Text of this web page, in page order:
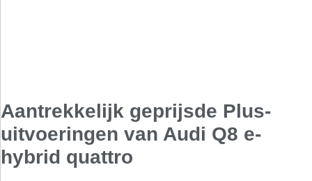
Aantrekkelijk geprijsde Plus-
uitvoeringen van Audi Q8 e-
hybrid quattro